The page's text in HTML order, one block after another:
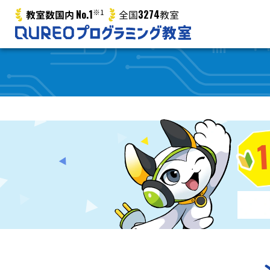
教室数国内 No.1※1 全国3274教室